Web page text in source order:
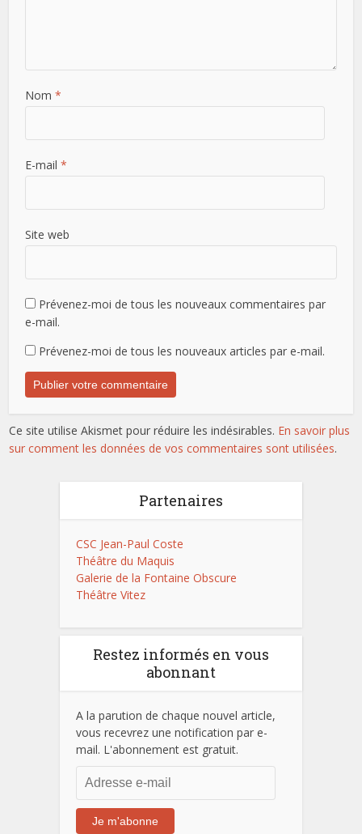
Nom*
E-mail*
Site web
Prévenez-moi de tous les nouveaux commentaires par
e-mail.
Prévenez-moi de tous les nouveaux articles par e-mail.
Ce site utilise Akismet pour réduire les indésirables. En savoir plus
sur comment les données de vos commentaires sont utilisées.
Partenaires
CSC Jean-Paul Coste
Théâtre du Maquis
Galerie de la Fontaine Obscure
Théâtre Vitez
Restez informés en vous
abonnant
A la parution de chaque nouvel article,
vous recevrez une notification par e-
mail. L'abonnement est gratuit.
Adresse
e-
mail
Je m'abonne